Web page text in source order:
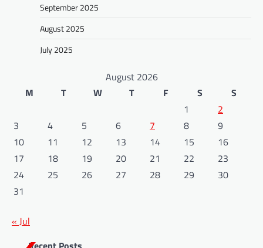
September 2025
August 2025
July 2025
August 2026
M
T W T F S
S
1
2
3
4 5 6 7 8
9
10
11 12 13 14 15
16
17
18 19 20 21 22
23
24
25 26 27 28 29
30
31
« Jul